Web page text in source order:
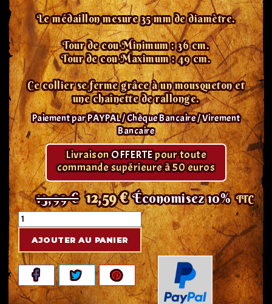
Le médaillon mesure 35 mm dediamètre.
Tour de cou Minimum : 36 cm.
Tour de cou Maximum : 49 cm.
Ce collier se ferme grâce à un mousqueton et
une chaînette de rallonge.
Paiement par PAYPAL / Chèque Bancaire / Virement
Bancaire
LivraisonOFFERTEpour toute
commande supérieure à 50 euros
13,99 € 12,59 € Économisez 10% TTC
AJOUTER AU PANIER